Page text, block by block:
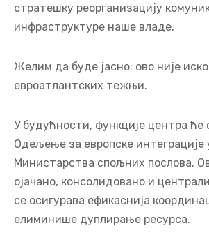
стратешку реорганизацију
инфраструктуре наше владе.
Желим да буде јасно: ово није
евроатлантских тежњи.
У будућности, функције центра ће
Одељење за европске интеграције
Министарства спољних послова.
ојачано, консолидовано и
се осигурава ефикаснија
елиминише дуплирање ресурса.